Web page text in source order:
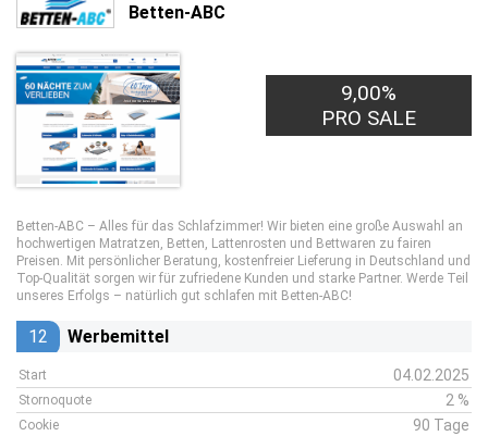
Betten-ABC
9,00%
PRO SALE
Betten-ABC – Alles für das Schlafzimmer! Wir bieten eine große Auswahl an
hochwertigen Matratzen, Betten, Lattenrosten und Bettwaren zu fairen
Preisen. Mit persönlicher Beratung, kostenfreier Lieferung in Deutschland und
Top-Qualität sorgen wir für zufriedene Kunden und starke Partner. Werde Teil
unseres Erfolgs – natürlich gut schlafen mit Betten-ABC!
12 Werbemittel
Start 04.02.2025
Stornoquote 2 %
Cookie 90 Tage